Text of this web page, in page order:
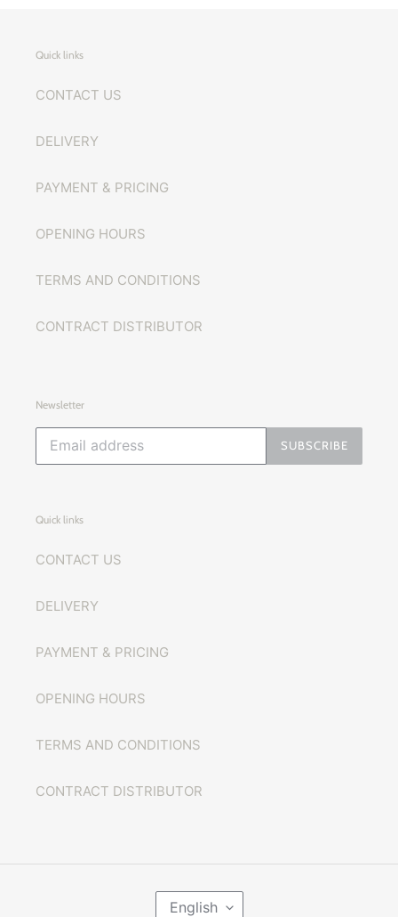
Quick links
CONTACT US
DELIVERY
PAYMENT & PRICING
OPENING HOURS
TERMS AND CONDITIONS
CONTRACT DISTRIBUTOR
Newsletter
SUBSCRIBE
Quick links
CONTACT US
DELIVERY
PAYMENT & PRICING
OPENING HOURS
TERMS AND CONDITIONS
CONTRACT DISTRIBUTOR
L
English